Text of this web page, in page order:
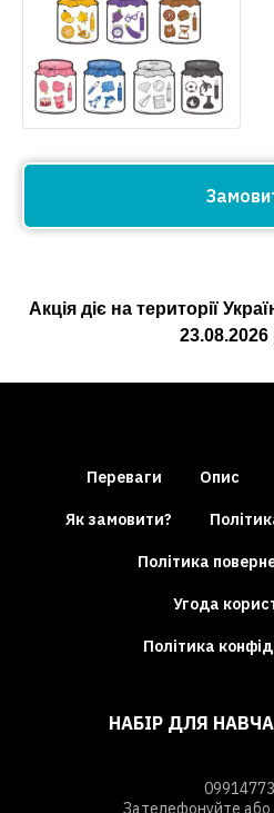
Акція діє на території
23.08.2026
Переваги Опис
Як замовити?
Політика
Угода
Політика
НАБІР ДЛЯ
Зателефонуйте або